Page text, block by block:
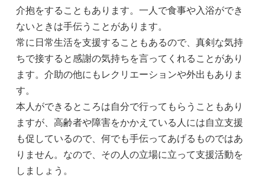
介抱をすることもあります。一人で食事や入浴ができ
ないときは手伝うことがあります。
常に日常生活を支援することもあるので、真剣な気持
ちで接すると感謝の気持ちを言ってくれることがあり
ます。介助の他にもレクリエーションや外出もありま
す。
本人ができるところは自分で行ってもらうこともあり
ますが、高齢者や障害をかかえている人には自立支援
も促しているので、何でも手伝ってあげるものではあ
りません。なので、その人の立場に立って支援活動を
しましょう。